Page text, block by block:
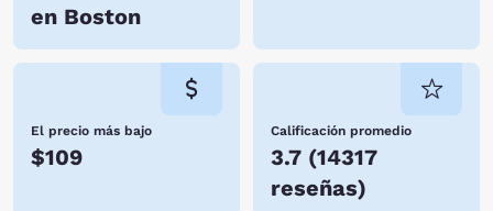
en Boston
El precio más bajo
$109
Calificación promedio
3.7 (14317
reseñas)